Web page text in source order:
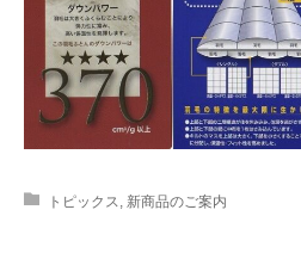
トピックス 新商品のご案内